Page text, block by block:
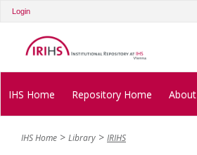
Login
IHS Home Repository Home About
IHS Home Library IRIHS